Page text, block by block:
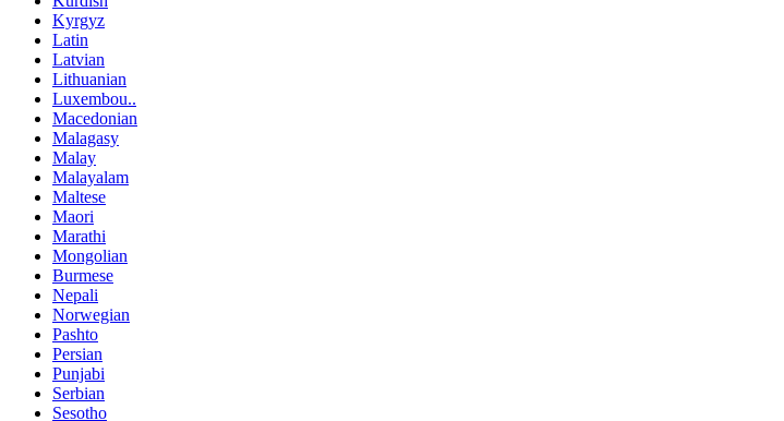
Kyrgyz
Latin
Latvian
Lithuanian
Luxembou..
Macedonian
Malagasy
Malay
Malayalam
Maltese
Maori
Marathi
Mongolian
Burmese
Nepali
Norwegian
Pashto
Persian
Punjabi
Serbian
Sesotho